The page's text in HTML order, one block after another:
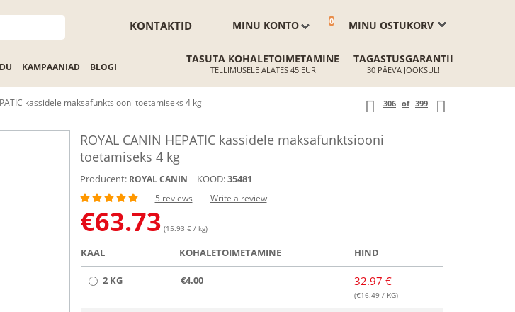
MINU OSTUKORV
0
MINU KONTO
KONTAKTID
KAMPAANIAD BLOGI
TASUTA KOHALETOIMETAMINE
TELLIMUSELE ALATES 45 EUR
TAGASTUSGARANTII
30 PÄEVA JOOKSUL!
kassidele maksafunktsiooni toetamiseks 4 kg 306 of 399
ROYAL CANIN HEPATIC kassidele maksafunktsiooni
toetamiseks 4 kg
Producent: ROYAL CANIN KOOD:35481
5 reviews Write a review
€63.73 (15.93 € / kg)
KAAL KOHALETOIMETAMINE HIND
2 KG €4.00 32.97 €
(€16.49 / KG)